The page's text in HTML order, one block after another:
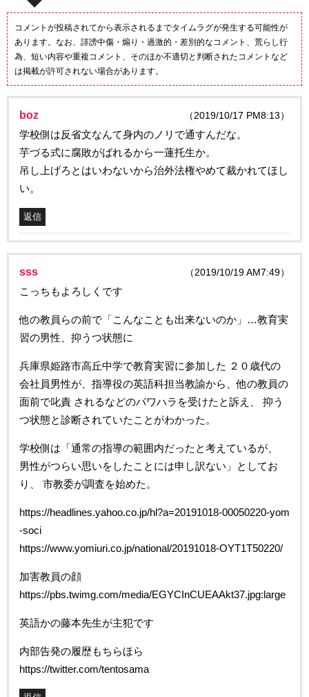
コメントが投稿されてから表示されるまでタイムラグが発生する可能性が
あります。なお、誹謗中傷・煽り・過激的・差別的なコメント、荒らし行
為、短い内容や重複コメント、そのほか不適切と判断されたコメントなど
は掲載が許可されない場合があります。
boz （2019/10/17 PM8:13）
学校側は反省文なんて身内のノリで通すんだな。
芋づる式に腐敗がばれるから一蓮托生か。
吊し上げろとはいわないから治外法権やめて裁かれてほし
い。
返信
sss （2019/10/19 AM7:49）
こっちもよろしくです
他の教員らの前で「こんなことも出来ないのか」…教育実
習の男性、抑うつ状態に
兵庫県姫路市高丘中学で教育実習に参加した ２０歳代の
会社員男性が、指導役の英語科担当教諭から、他の教員の
面前で叱責 されるなどのパワハラを受けたと訴え、 抑う
つ状態と診断されていたことがわかった。
学校側は「通常の指導の範囲内だったと考えているが、
男性がつらい思いをしたことには申し訳ない」としてお
り、 市教委が調査を始めた。
https://headlines.yahoo.co.jp/hl?a=20191018-00050220-yom
-soci
https://www.yomiuri.co.jp/national/20191018-OYT1T50220/
加害教員の顔
https://pbs.twimg.com/media/EGYCInCUEAAkt37.jpg:large
英語かの藤本先生が主犯です
内部告発の履歴もちらほら
https://twitter.com/tentosama